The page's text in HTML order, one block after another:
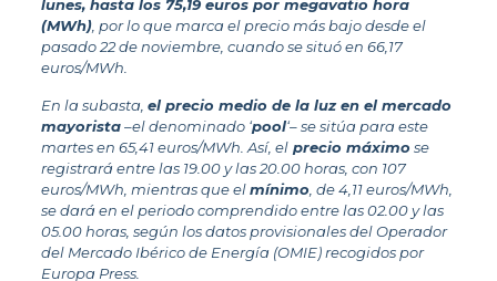
lunes, hasta los 75,19 euros por megavatio hora
(MWh), por lo que marca el precio más bajo desde el
pasado 22 de noviembre, cuando se situó en 66,17
euros/MWh.
En la subasta, el precio medio de la luz en el mercado
mayorista–el denominado ‘pool‘– se sitúa para este
martes en 65,41 euros/MWh. Así, elprecio máximo se
registrará entre las 19.00 y las 20.00 horas, con 107
euros/MWh, mientras que elmínimo , de 4,11 euros/MWh,
se dará en el periodo comprendido entre las 02.00 y las
05.00 horas, según los datos provisionales del Operador
del Mercado Ibérico de Energía (OMIE) recogidos por
Europa Press.